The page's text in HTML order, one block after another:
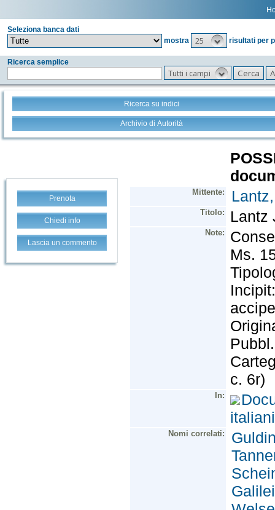
Seleziona banca dati
mostra
25 risultati per
Ricerca semplice
Tutti i campi
Ricerca su indici
Archivio di Autorità
Prenota
Chiedi info
Lascia un commento